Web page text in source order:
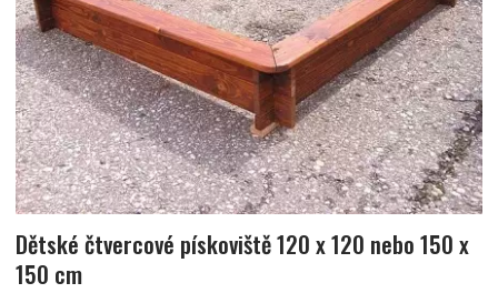
Dětské čtvercové pískoviště 120 x 120 nebo 150 x
150 cm